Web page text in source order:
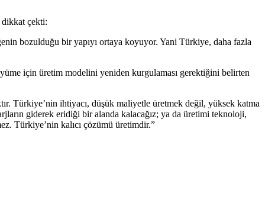
dikkat çekti:
bozulduğu bir yapıyı ortaya koyuyor. Yani Türkiye, daha fazla
için üretim modelini yeniden kurgulaması gerektiğini belirten
Türkiye’nin ihtiyacı, düşük maliyetle üretmek değil, yüksek katma
giderek eridiği bir alanda kalacağız; ya da üretimi teknoloji,
Türkiye’nin kalıcı çözümü üretimdir.”